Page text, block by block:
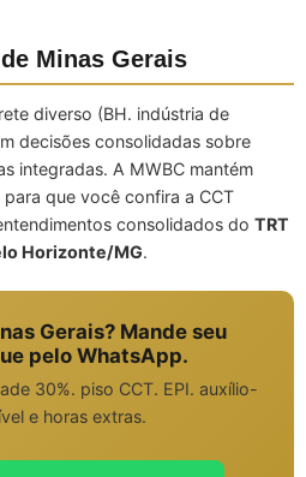
Minas Gerais
diverso (BH. indústria de
decisões consolidadas sobre
integradas. A MWBC mantém
que você confira a CCT
consolidados do TRT
Horizonte/MG.
Gerais? Mande seu
pelo WhatsApp.
30%. piso CCT. EPI. auxílio-
e horas extras.